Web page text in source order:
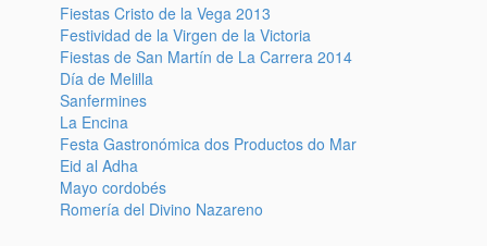
Fiestas Cristo de la Vega 2013
Festividad de la Virgen de la Victoria
Fiestas de San Martín de La Carrera 2014
Día de Melilla
Sanfermines
La Encina
Festa Gastronómica dos Productos do Mar
Eid al Adha
Mayo cordobés
Romería del Divino Nazareno